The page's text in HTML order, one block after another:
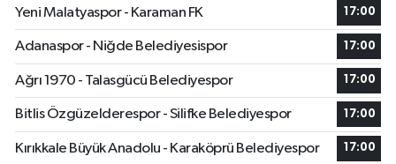
Yeni Malatyaspor - Karaman FK
17:00
Adanaspor - Niğde Belediyesispor 17:00
Ağrı 1970 - Talasgücü Belediyespor 17:00
Bitlis Özgüzelderespor - Silifke Belediyespor 17:00
Kırıkkale Büyük Anadolu - Karaköprü Belediyespor 17:00